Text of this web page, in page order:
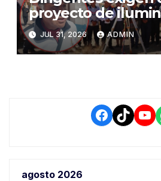
proyecto de
salida a Puno y
demora que pone
conductores
JUL 31, 2026 ADMIN
Facebook
TikTok
agosto 2026